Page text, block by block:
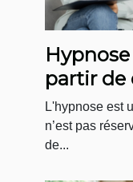
partir de
faire des
L'hypnose est
n’est pas
de...